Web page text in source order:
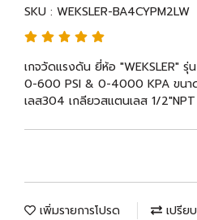
SKU : WEKSLER-BA4CYPM2LW
เกจวัดแรงดัน ยี่ห้อ "WEKSLER" รุ่
0-600 PSI & 0-4000 KPA ขนา
เลส304 เกลียวสแตนเลส 1/2"NPT
เพิ่มรายการโปรด เปรีย